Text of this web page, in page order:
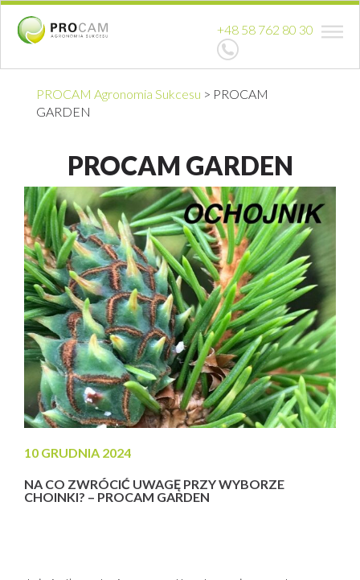
+48 58 762 80 30
PROCAM Agronomia Sukcesu > PROCAM
GARDEN
PROCAM GARDEN
10 GRUDNIA 2024
NA CO ZWRÓCIĆ UWAGĘ PRZY WYBORZE
CHOINKI? – PROCAM GARDEN